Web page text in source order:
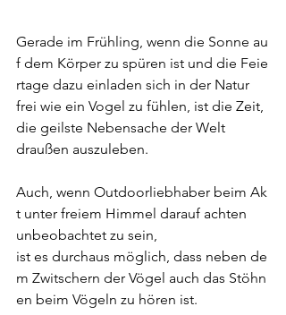
Gerade im Frühling, wenn die Sonne au
f dem Körper zu spüren ist und die Feie
rtage dazu einladen sich in der Natur
frei wie ein Vogel zu fühlen, ist die Zeit,
die geilste Nebensache der Welt
draußen auszuleben.
Auch, wenn Outdoorliebhaber beim Ak
t unter freiem Himmel darauf achten
unbeobachtet zu sein,
ist es durchaus möglich, dass neben de
m Zwitschern der Vögel auch das Stöhn
en beim Vögeln zu hören ist.